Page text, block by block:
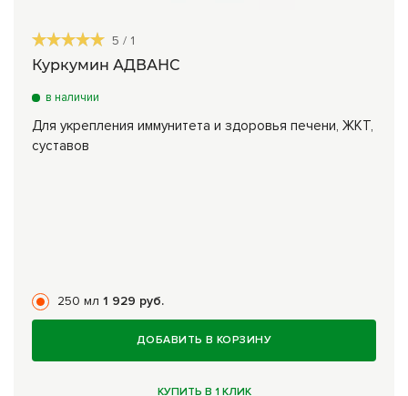
5 / 1
Куркумин АДВАНС
в наличии
Для укрепления иммунитета и здоровья печени, ЖКТ,
суставов
250 мл 1 929 руб.
ДОБАВИТЬ В КОРЗИНУ
КУПИТЬ В 1 КЛИК